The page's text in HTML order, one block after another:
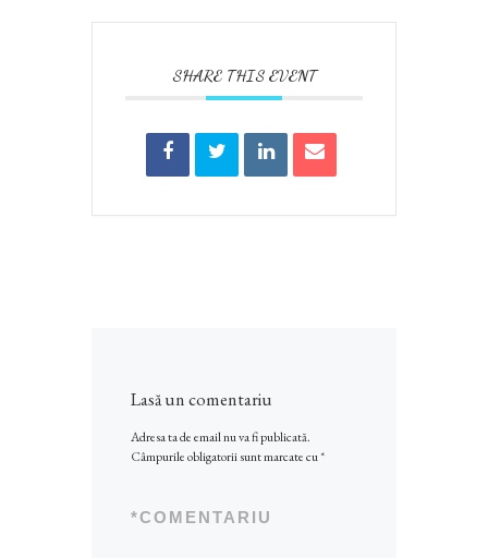
SHARE THIS EVENT
Lasă un comentariu
Adresa ta de email nu va fi publicată.
Câmpurile obligatorii sunt marcate cu*
COMENTARIU
*